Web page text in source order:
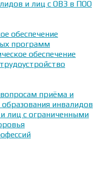
и лиц с ОВЗ в ПОО
обеспечение
программ
обеспечение
приёма и
инвалидов
лиц с ограниченными